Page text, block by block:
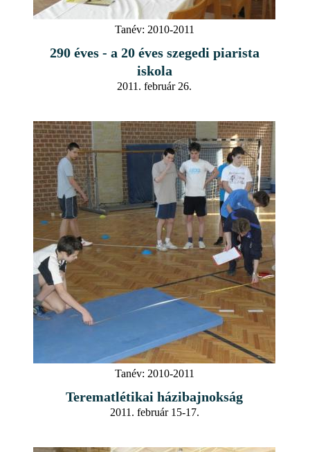
Tanév: 2010-2011
290 éves - a 20 éves szegedi piarista
iskola
2011. február 26.
Tanév: 2010-2011
Terematlétikai házibajnokság
2011. február 15-17.